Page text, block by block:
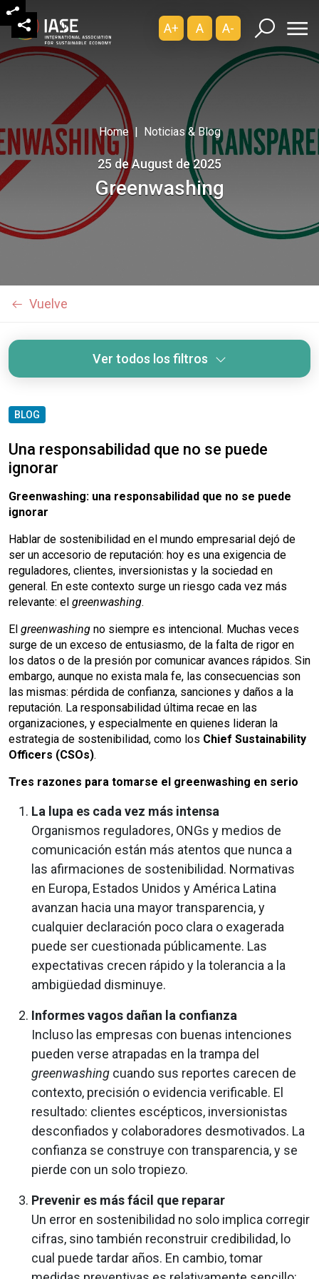
A+ A A-
Home Noticias & Blog
25 de August de 2025
Greenwashing
Vuelve
Ver todos los filtros
BLOG
Una responsabilidad que no se puede
ignorar
Greenwashing: una responsabilidad que no se puede
ignorar
Hablar de sostenibilidad en el mundo empresarial dejó de
ser un accesorio de reputación: hoy es una exigencia de
reguladores, clientes, inversionistas y la sociedad en
general. En este contexto surge un riesgo cada vez más
relevante: el greenwashing.
El greenwashing no siempre es intencional. Muchas veces
surge de un exceso de entusiasmo, de la falta de rigor en
los datos o de la presión por comunicar avances rápidos. Sin
embargo, aunque no exista mala fe, las consecuencias son
las mismas: pérdida de confianza, sanciones y daños a la
reputación. La responsabilidad última recae en las
organizaciones, y especialmente en quienes lideran la
estrategia de sostenibilidad, como los Chief Sustainability
Officers (CSOs).
Tres razones para tomarse el greenwashing en serio
La lupa es cada vez más intensa
Organismos reguladores, ONGs y medios de
comunicación están más atentos que nunca a
las afirmaciones de sostenibilidad. Normativas
en Europa, Estados Unidos y América Latina
avanzan hacia una mayor transparencia, y
cualquier declaración poco clara o exagerada
puede ser cuestionada públicamente. Las
expectativas crecen rápido y la tolerancia a la
ambigüedad disminuye.
Informes vagos dañan la confianza
Incluso las empresas con buenas intenciones
pueden verse atrapadas en la trampa del
greenwashing cuando sus reportes carecen de
contexto, precisión o evidencia verificable. El
resultado: clientes escépticos, inversionistas
desconfiados y colaboradores desmotivados. La
confianza se construye con transparencia, y se
pierde con un solo tropiezo.
Prevenir es más fácil que reparar
Un error en sostenibilidad no solo implica corregir
cifras, sino también reconstruir credibilidad, lo
cual puede tardar años. En cambio, tomar